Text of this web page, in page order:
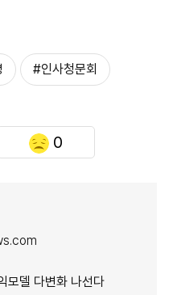
#인사청문회
0
모델 다변화 나선다